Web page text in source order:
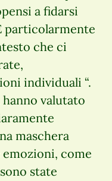
a fidarsi
particolarmente
che ci
individuali “.
valutato
maschera
emozioni, come
state